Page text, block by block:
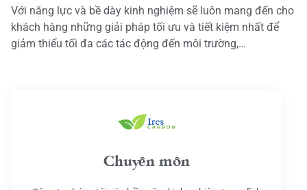
Với năng lực và bề dày kinh nghiệm sẽ luôn mang đến cho
khách hàng những giải pháp tối ưu và tiết kiệm nhất để
giảm thiểu tối đa các tác động đến môi trường,…
Chuyên môn